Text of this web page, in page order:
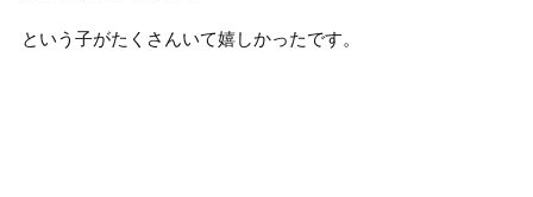
という子がたくさんいて嬉しかったです。